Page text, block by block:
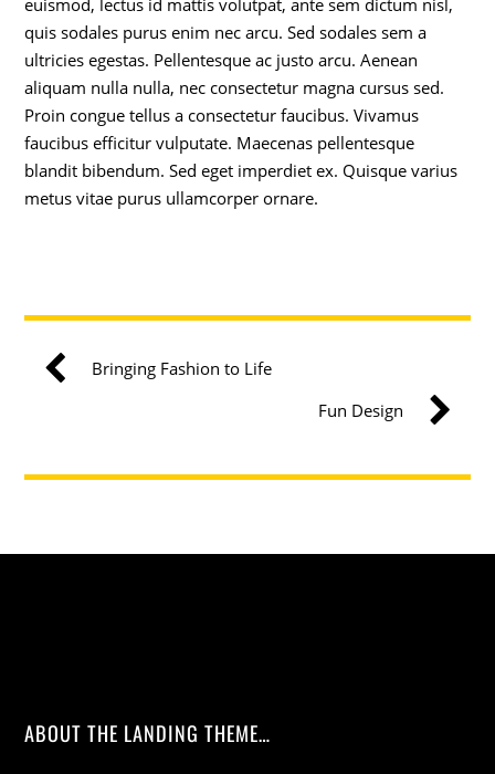
quis sodales purus enim nec arcu. Sed sodales sem a
ultricies egestas. Pellentesque ac justo arcu. Aenean
aliquam nulla nulla, nec consectetur magna cursus sed.
Proin congue tellus a consectetur faucibus. Vivamus
faucibus efficitur vulputate. Maecenas pellentesque
blandit bibendum. Sed eget imperdiet ex. Quisque varius
metus vitae purus ullamcorper ornare.
Bringing Fashion to Life
Fun Design
ABOUT THE LANDING THEME…